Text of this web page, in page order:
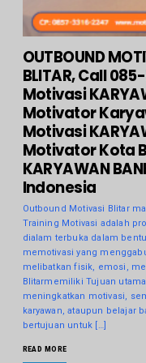
OUTBOUND
BLITAR, Call
Motivasi
Motivator
Motivasi
Motivator Kota
KARYAWAN
Indonesia
Outbound Motivasi Blitar
Training Motivasi adalah
dialam terbuka dalam
memotivasi yang
melibatkan fisik, emosi,
Blitarmemiliki Tujuan
meningkatkan motivasi,
karyawan, ataupun belajar
bertujuan untuk […]
READ MORE